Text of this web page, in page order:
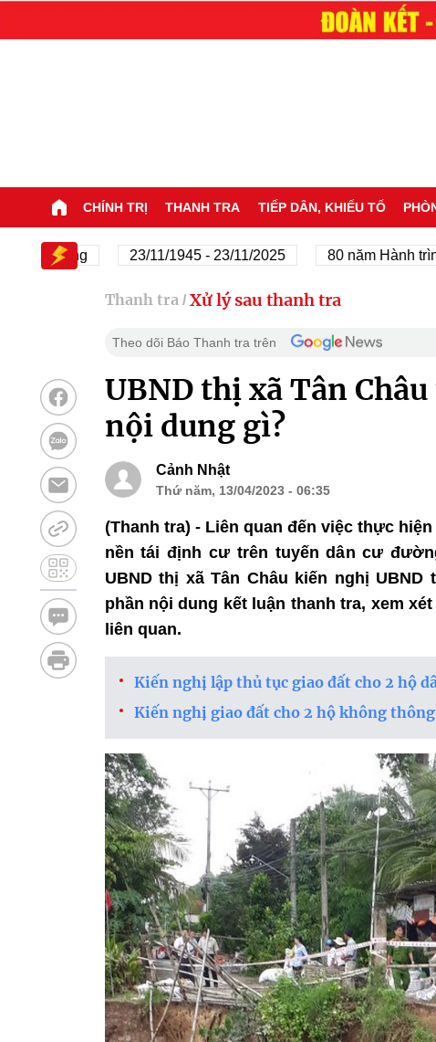
CHÍNH TRỊ THANH TRA TIẾP DÂN, KHIẾU TỐ
Đảng 23/11/1945 - 23/11/2025 80 năm Hành trình
Thanh tra / Xử lý sau thanh tra
Theo dõi Báo Thanh tra trên
UBND thị xã Tân
nội dung gì?
Cảnh Nhật
Thứ năm, 13/04/2023 - 06:35
(Thanh tra) - Liên quan đến việc thực
nền tái định cư trên tuyến dân cư
UBND thị xã Tân Châu kiến nghị
phần nội dung kết luận thanh tra, xem
liên quan.
Kiến nghị lập thủ tục giao đất cho 2 hộ
Kiến nghị giao đất cho 2 hộ không thông